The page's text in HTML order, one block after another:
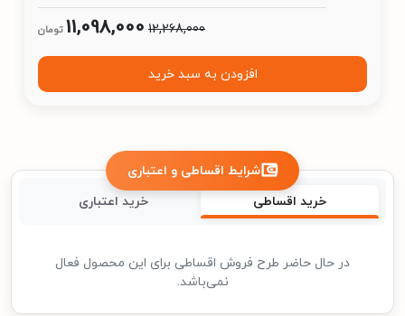
12,268,000
11,098,000 تومان
افزودن به سبد خرید
شرایط اقساطی و اعتباری
خرید اقساطی
خرید اعتباری
در حال حاضر طرح فروش اقساطی برای این محصول فعال
نمی‌باشد.